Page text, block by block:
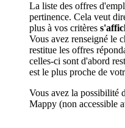
La liste des offres
pertinence. Cela veut
plus à vos critères
Vous avez renseigné le
restitue les offres
celles-ci sont d'abord
est le plus proche de
Vous avez la possibilité
Mappy (non accessible